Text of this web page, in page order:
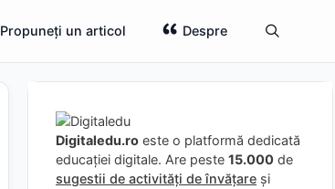
Propuneți un articol Despre
Digitaledu.ro este o platformă dedicată
educației digitale. Are peste 15.000 de
sugestii de activități de învățare și